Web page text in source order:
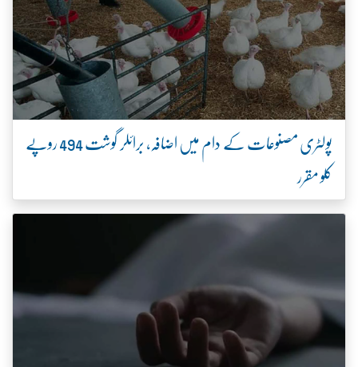
پولٹری مصنوعات کے دام میں اضافہ، برائلر گوشت 494 روپے
کلو مقرر